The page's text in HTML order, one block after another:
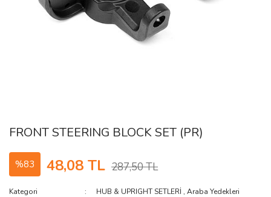
FRONT STEERING BLOCK SET (PR)
%83 48,08 TL 287,50 TL
Kategori HUB & UPRIGHT SETLERİ ,Araba Yedekleri